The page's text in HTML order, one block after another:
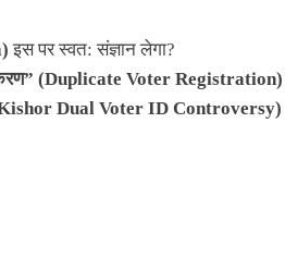
इस पर स्वत: संज्ञान लेगा?
(Duplicate Voter Registration)
Dual Voter ID Controversy)